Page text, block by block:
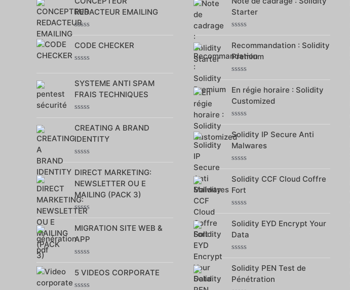
REDACTEUR EMAILING
0
sur
5
CODE CHECKER
sur
5
SYSTEME ANTI SPAM
FRAIS TECHNIQUES
0
sur
5
CREATING A BRAND
IDENTITY
0
sur
5
DIRECT MARKETING:
NEWSLETTER OU E
MAILING (PACK 3)
0
sur
5
MIGRATION SITE WEB &
APP
0
sur
5
5 VIDEOS CORPORATE
Starter
0
sur
5
Recommandation : Solidity
Premium
0
sur
5
En régie horaire : Solidity
Customized
0
sur
5
Solidity IP Secure Anti
Malwares
0
sur
5
Solidity CCF Cloud Coffre
Fort
0
sur
5
Solidity EYD Encrypt Your
Data
0
sur
5
Solidity PEN Test de
Pénétration